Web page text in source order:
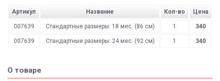
Артикул Название Кол-во Цена
007639 Стандартные размеры: 18 мес. (86 см) 1 340
007639 Стандартные размеры: 24 мес. (92 см) 1 340
О товаре